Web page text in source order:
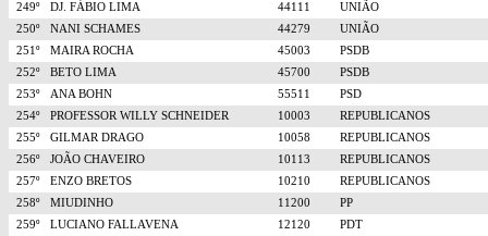
249º
DJ. FÁBIO LIMA 44111
UNIÃO
250º
NANI SCHAMES 44279
UNIÃO
251º
MAIRA ROCHA 45003
PSDB
252º
BETO LIMA 45700
PSDB
253º
ANA BOHN 55511
PSD
254º
PROFESSOR WILLY SCHNEIDER 10003
REPUBLICANOS
255º
GILMAR DRAGO 10058
REPUBLICANOS
256º
JOÃO CHAVEIRO 10113
REPUBLICANOS
257º
ENZO BRETOS 10210
REPUBLICANOS
258º
MIUDINHO 11200
PP
259º
LUCIANO FALLAVENA 12120
PDT